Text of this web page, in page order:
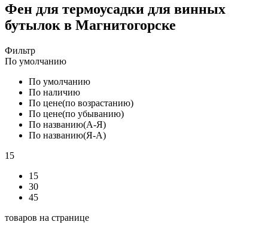
Фен для термоусадки для винных
бутылок в Магнитогорске
Фильтр
По умолчанию
По умолчанию
По наличию
По цене(по возрастанию)
По цене(по убыванию)
По названию(А-Я)
По названию(Я-А)
15
15
30
45
товаров на странице